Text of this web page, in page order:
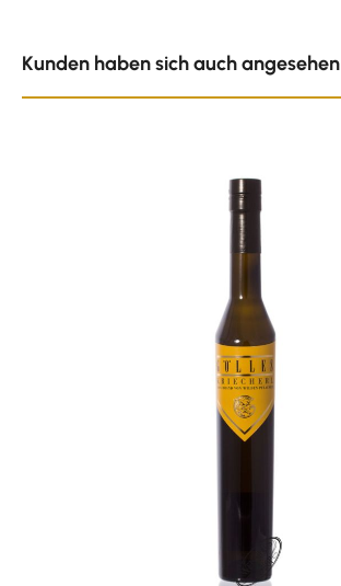
Kunden haben sich auch angesehen